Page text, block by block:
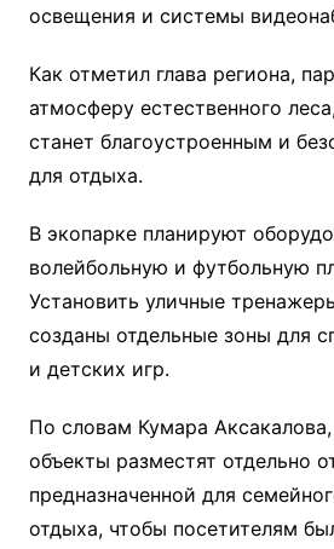
освещения и системы
Как отметил глава региона,
атмосферу естественного
станет благоустроенным и
для отдыха.
В экопарке планируют
волейбольную и футбольную
Установить уличные
созданы отдельные зоны для
и детских игр.
По словам Кумара
объекты разместят отдельно
предназначенной для
отдыха, чтобы посетителям